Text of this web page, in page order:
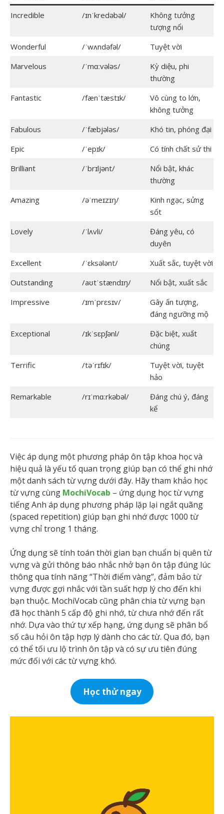
Incredible /ɪnˈkredəbəl/
Không tưởng
tượng nổi
Wonderful
/ˈwʌndəfəl/
Tuyệt vời
Marvelous
/ˈmɑːvələs/
Kỳ diệu, phi
thường
Fantastic
/fænˈtæstɪk/
Vô cùng to lớn,
không tưởng
Fabulous
/ˈfæbjələs/
Khó tin, phóng đại
Epic
/ˈepɪk/
Có tính chất sử thi
Brilliant
/ˈbrɪljənt/
Nổi bật, khác
thường
Amazing
/əˈmeɪzɪŋ/
Kinh ngạc, sửng
sốt
Lovely
/ˈlʌvli/
Đáng yêu, có
duyên
Excellent
/ˈɛksələnt/
Xuất sắc, tuyệt vời
Outstanding
/aʊtˈstændɪŋ/
Nổi bật, xuất sắc
Impressive
/ɪmˈprɛsɪv/
Gây ấn tượng,
đáng ngưỡng mộ
Exceptional
/ɪkˈsɛpʃənl/
Đặc biệt, xuất
chúng
Terrific
/təˈrɪfɪk/
Tuyệt vời, tuyệt
hảo
Remarkable
/rɪˈmɑːrkəbəl/
Đáng chú ý, đáng
kể
Việc áp dụng một phương pháp ôn tập khoa học và
hiệu quả là yếu tố quan trọng giúp bạn có thể ghi nhớ
một danh sách từ vựng dưới đây. Hãy tham khảo học
từ vựng cùng MochiVocab – ứng dụng học từ vựng
tiếng Anh áp dụng phương pháp lặp lại ngắt quãng
(spaced repetition) giúp bạn ghi nhớ được 1000 từ
vựng chỉ trong 1 tháng.
Ứng dụng sẽ tính toán thời gian bạn chuẩn bị quên từ
vựng và gửi thông báo nhắc nhở bạn ôn tập đúng lúc
thông qua tính năng “Thời điểm vàng”, đảm bảo từ
vựng được gợi nhắc với tần suất hợp lý cho đến khi
bạn thuộc. MochiVocab cũng phân chia từ vựng bạn
đã học thành 5 cấp độ ghi nhớ, từ chưa nhớ đến rất
nhớ. Dựa vào thứ tự xếp hạng, ứng dụng sẽ phân bổ
số câu hỏi ôn tập hợp lý dành cho các từ. Qua đó, bạn
có thể tối ưu lộ trình ôn tập và có sự ưu tiên đúng
mức đối với các từ vựng khó.
Học thử ngay